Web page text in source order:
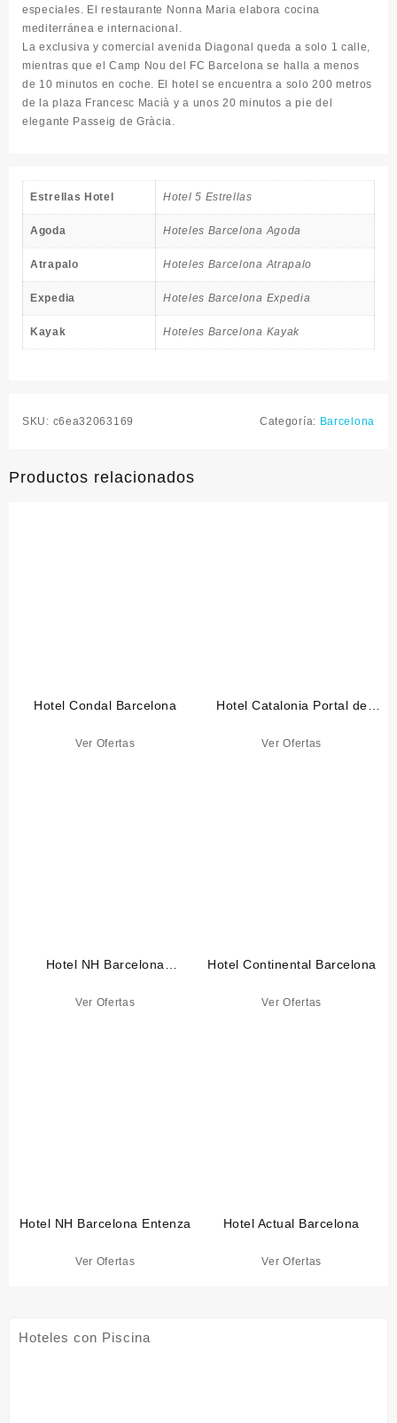
especiales. El restaurante Nonna Maria elabora cocina
mediterránea e internacional.
La exclusiva y comercial avenida Diagonal queda a solo 1 calle,
mientras que el Camp Nou del FC Barcelona se halla a menos
de 10 minutos en coche. El hotel se encuentra a solo 200 metros
de la plaza Francesc Macià y a unos 20 minutos a pie del
elegante Passeig de Gràcia.
Estrellas Hotel Hotel 5 Estrellas
Agoda Hoteles Barcelona Agoda
Atrapalo Hoteles Barcelona Atrapalo
Expedia Hoteles Barcelona Expedia
Kayak Hoteles Barcelona Kayak
SKU: c6ea32063169 Categoría: Barcelona
Productos relacionados
Hotel Condal Barcelona
Ver Ofertas
Hotel Catalonia Portal de
Ver Ofertas
Hotel NH Barcelona
Ver Ofertas
Hotel Continental Barcelona
Ver Ofertas
Hotel NH Barcelona Entenza
Ver Ofertas
Hotel Actual Barcelona
Ver Ofertas
Hoteles con Piscina